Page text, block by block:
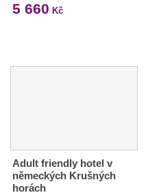
5 660 Kč
Adult friendly hotel v
německých Krušných
horách